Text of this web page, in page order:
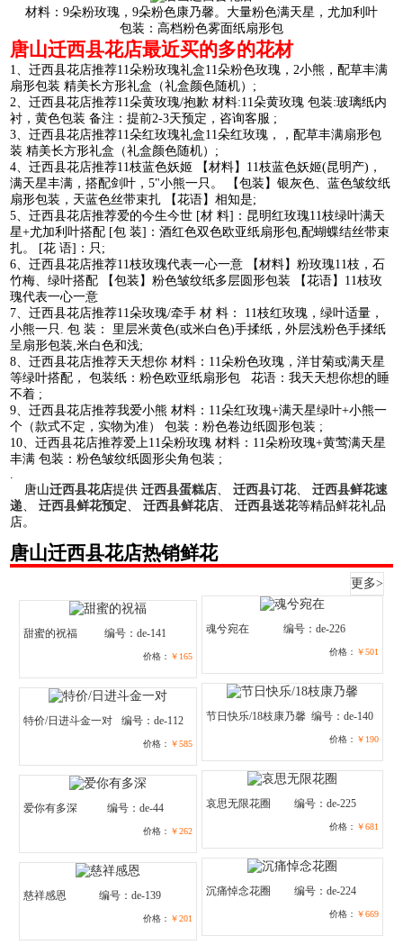
材料：9朵粉玫瑰，9朵粉色康乃馨。大量粉色满天星，尤加利叶
包装：高档粉色雾面纸扇形包
唐山迁西县花店最近买的多的花材
1、迁西县花店推荐11朵粉玫瑰礼盒11朵粉色玫瑰，2小熊，配草丰满
扇形包装 精美长方形礼盒（礼盒颜色随机）;
2、迁西县花店推荐11朵黄玫瑰/抱歉 材料:11朵黄玫瑰 包装:玻璃纸内
衬，黄色包装 备注：提前2-3天预定，咨询客服 ;
3、迁西县花店推荐11朵红玫瑰礼盒11朵红玫瑰，，配草丰满扇形包
装 精美长方形礼盒（礼盒颜色随机）;
4、迁西县花店推荐11枝蓝色妖姬 【材料】11枝蓝色妖姬(昆明产)，
满天星丰满，搭配剑叶，5"小熊一只。 【包装】银灰色、蓝色皱纹纸
扇形包装，天蓝色丝带束扎 【花语】相知是;
5、迁西县花店推荐爱的今生今世 [材 料]：昆明红玫瑰11枝绿叶满天
星+尤加利叶搭配 [包 装]：酒红色双色欧亚纸扇形包,配蝴蝶结丝带束
扎。 [花 语]：只;
6、迁西县花店推荐11枝玫瑰代表一心一意 【材料】粉玫瑰11枝，石
竹梅、绿叶搭配 【包装】粉色皱纹纸多层圆形包装 【花语】11枝玫
瑰代表一心一意
7、迁西县花店推荐11朵玫瑰/牵手 材 料： 11枝红玫瑰，绿叶适量，
小熊一只. 包 装： 里层米黄色(或米白色)手揉纸，外层浅粉色手揉纸
呈扇形包装,米白色和浅;
8、迁西县花店推荐天天想你 材料：11朵粉色玫瑰，洋甘菊或满天星
等绿叶搭配， 包装纸：粉色欧亚纸扇形包 花语：我天天想你想的睡
不着 ;
9、迁西县花店推荐我爱小熊 材料：11朵红玫瑰+满天星绿叶+小熊一
个（款式不定，实物为准） 包装：粉色卷边纸圆形包装 ;
10、迁西县花店推荐爱上11朵粉玫瑰 材料：11朵粉玫瑰+黄莺满天星
丰满 包装：粉色皱纹纸圆形尖角包装 ;
.
唐山迁西县花店提供迁西县蛋糕店、迁西县订花、迁西县鲜花速
递、迁西县鲜花预定、迁西县鲜花店、迁西县送花等精品鲜花礼品
店。
唐山迁西县花店热销鲜花
更多>
甜蜜的祝福 编号：de-141
价格： ￥165
魂兮宛在 编号：de-226
价格： ￥501
特价/日进斗金一对 编号：de-112
价格： ￥585
节日快乐/18枝康乃馨 编号：de-140
价格： ￥190
爱你有多深 编号：de-44
价格： ￥262
哀思无限花圈 编号：de-225
价格： ￥681
慈祥感恩 编号：de-139
价格： ￥201
沉痛悼念花圈 编号：de-224
价格： ￥669